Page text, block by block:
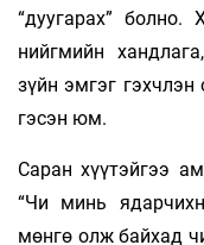
“дуугарах” болно.
нийгмийн
зүйн эмгэг гэхчлэн
гэсэн юм.
Саран хүүтэйгээ
“Чи минь
мөнгө олж байхад